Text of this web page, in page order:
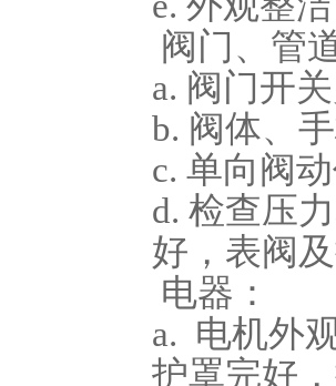
阀门、管
a. 阀门开
b. 阀体、
c. 单向阀
d. 检查压
好，表阀
电器：
a. 电机外
护罩完好